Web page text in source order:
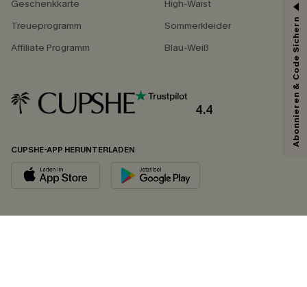
Geschenkkarte
Treueprogramm
Affiliate Programm
High-Waist
Sommerkleider
Blau-Weiß
4.4
CUPSHE-APP HERUNTERLADEN
Abonnieren & Code Sichern